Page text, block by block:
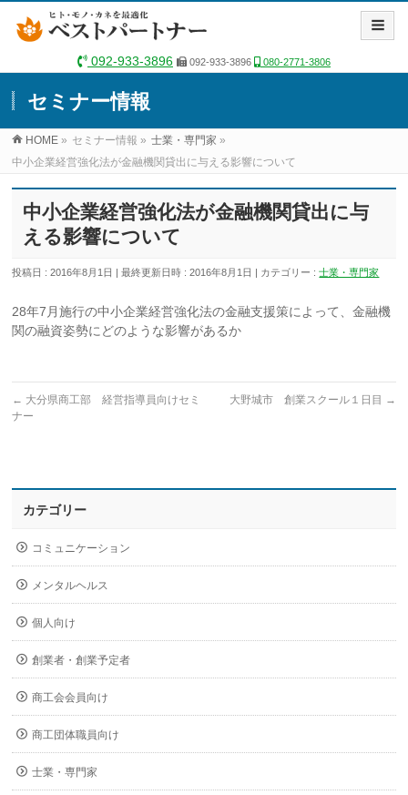
092-933-3896 092-933-3896 080-2771-3806
セミナー情報
HOME » セミナー情報 » 士業・専門家 »
中小企業経営強化法が金融機関貸出に与える影響について
中小企業経営強化法が金融機関貸出に与
える影響について
投稿日 : 2016年8月1日 最終更新日時 : 2016年8月1日 カテゴリー :士業・専門家
28年7月施行の中小企業経営強化法の金融支援策によって、金融機
関の融資姿勢にどのような影響があるか
← 大分県商工部 経営指導員向けセミ
ナー
大野城市 創業スクール１日目 →
カテゴリー
コミュニケーション
メンタルヘルス
個人向け
創業者・創業予定者
商工会会員向け
商工団体職員向け
士業・専門家